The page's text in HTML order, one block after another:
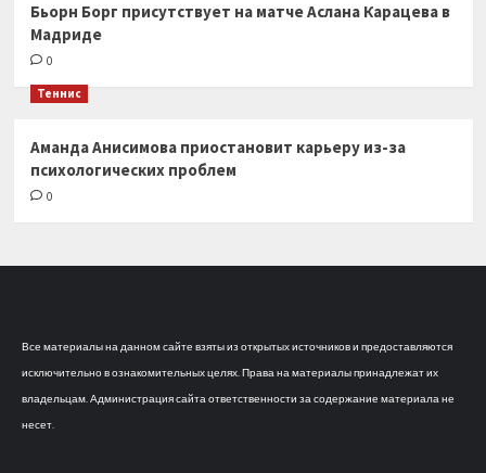
Бьорн Борг присутствует на матче Аслана Карацева в
Мадриде
0
Теннис
Аманда Анисимова приостановит карьеру из-за
психологических проблем
0
Все материалы на данном сайте взяты из открытых источников и предоставляются
исключительно в ознакомительных целях. Права на материалы принадлежат их
владельцам. Администрация сайта ответственности за содержание материала не
несет.